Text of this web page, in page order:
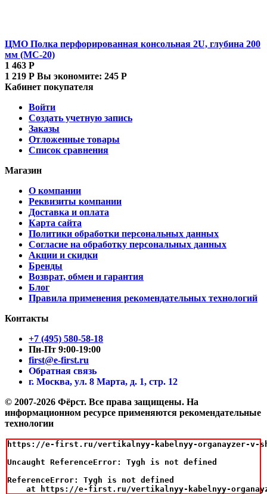
ЦМО Полка перфорированная консольная 2U, глубина 200
мм (МС-20)
1 463 Р
1 219 Р Вы экономите: 245 Р
Кабинет покупателя
Войти
Создать учетную запись
Заказы
Отложенные товары
Список сравнения
Магазин
О компании
Реквизиты компании
Доставка и оплата
Карта сайта
Политики обработки персональных данных
Согласие на обработку персональных данных
Акции и скидки
Бренды
Возврат, обмен и гарантия
Блог
Правила применения рекомендательных технологий
Контакты
+7 (495) 580-58-18
Пн-Пт 9:00-19:00
first@e-first.ru
Обратная связь
г. Москва, ул. 8 Марта, д. 1, стр. 12
© 2007-2026 Фёрст. Все права защищены. На
информационном ресурсе применяются рекомендательные
технологии
https://e-first.ru/vertikalnyy-kabelnyy-organayzer-v-
Uncaught ReferenceError: Tygh is not defined
ReferenceError: Tygh is not defined
at https://e-first.ru/vertikalnyy-kabelnyy-